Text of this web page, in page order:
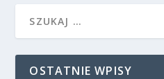
OSTATNIE WPISY